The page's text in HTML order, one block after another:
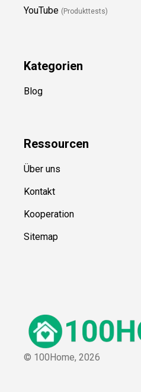
YouTube (Produkttests)
Kategorien
Blog
Ressourcen
Über uns
Kontakt
Kooperation
Sitemap
© 100Home, 2026